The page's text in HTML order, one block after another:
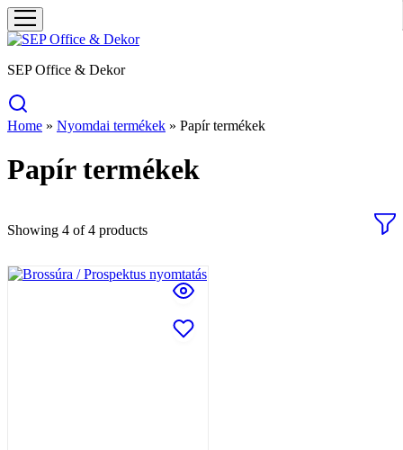
SEP Office & Dekor
Home » Nyomdai termékek » Papír termékek
Papír termékek
Showing 4 of4 products